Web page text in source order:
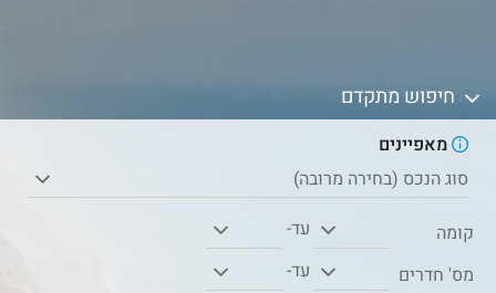
חיפוש מתקדם
מאפיינים
סוג הנכס (בחירה מרובה)
קומה
עד-
מס' חדרים
עד-